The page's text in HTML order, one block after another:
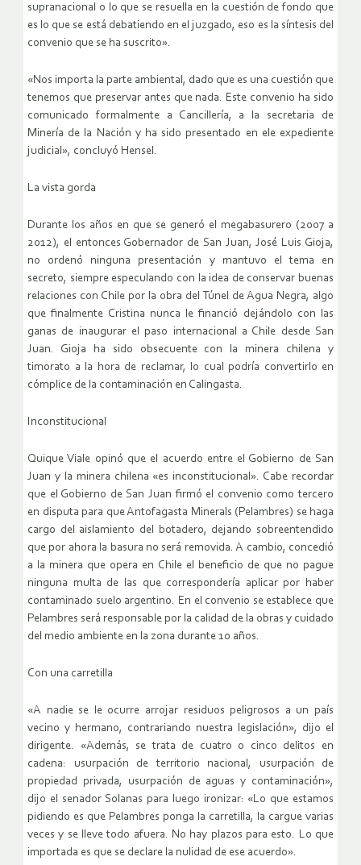
supranacional o lo que se resuella en la cuestión de fondo que
es lo que se está debatiendo en el juzgado, eso es la síntesis del
convenio que se ha suscrito».
«Nos importa la parte ambiental, dado que es una cuestión que
tenemos que preservar antes que nada. Este convenio ha sido
comunicado formalmente a Cancillería, a la secretaria de
Minería de la Nación y ha sido presentado en ele expediente
judicial», concluyó Hensel.
La vista gorda
Durante los años en que se generó el megabasurero (2007 a
2012), el entonces Gobernador de San Juan, José Luis Gioja,
no ordenó ninguna presentación y mantuvo el tema en
secreto, siempre especulando con la idea de conservar buenas
relaciones con Chile por la obra del Túnel de Agua Negra, algo
que finalmente Cristina nunca le financió dejándolo con las
ganas de inaugurar el paso internacional a Chile desde San
Juan. Gioja ha sido obsecuente con la minera chilena y
timorato a la hora de reclamar, lo cual podría convertirlo en
cómplice de la contaminación en Calingasta.
Inconstitucional
Quique Viale opinó que el acuerdo entre el Gobierno de San
Juan y la minera chilena «es inconstitucional». Cabe recordar
que el Gobierno de San Juan firmó el convenio como tercero
en disputa para que Antofagasta Minerals (Pelambres) se haga
cargo del aislamiento del botadero, dejando sobreentendido
que por ahora la basura no será removida. A cambio, concedió
a la minera que opera en Chile el beneficio de que no pague
ninguna multa de las que correspondería aplicar por haber
contaminado suelo argentino. En el convenio se establece que
Pelambres será responsable por la calidad de la obras y cuidado
del medio ambiente en la zona durante 10 años.
Con una carretilla
«A nadie se le ocurre arrojar residuos peligrosos a un país
vecino y hermano, contrariando nuestra legislación», dijo el
dirigente. «Además, se trata de cuatro o cinco delitos en
cadena: usurpación de territorio nacional, usurpación de
propiedad privada, usurpación de aguas y contaminación»,
dijo el senador Solanas para luego ironizar: «Lo que estamos
pidiendo es que Pelambres ponga la carretilla, la cargue varias
veces y se lleve todo afuera. No hay plazos para esto. Lo que
importada es que se declare la nulidad de ese acuerdo».